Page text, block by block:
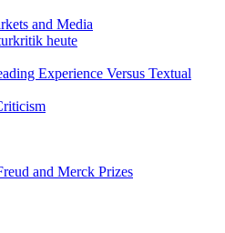
and Media
heute
Experience Versus Textual
and Merck Prizes